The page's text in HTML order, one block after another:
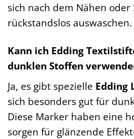
sich nach dem Nähen oder
rückstandslos auswaschen.
Kann ich Edding
dunklen Stoffen
Ja, es gibt spezielle Edding
sich besonders gut für
Diese Marker haben eine
sorgen für glänzende